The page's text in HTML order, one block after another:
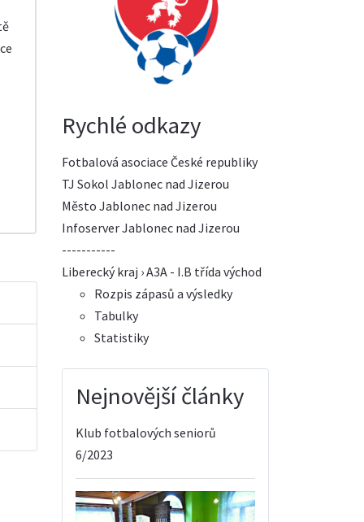
Rychlé odkazy
Fotbalová asociace České republiky
TJ Sokol Jablonec nad Jizerou
Město Jablonec nad Jizerou
Infoserver Jablonec nad Jizerou
-----------
Liberecký kraj › A3A - I.B třída východ
Rozpis zápasů a výsledky
Tabulky
Statistiky
Nejnovější články
Klub fotbalových seniorů
6/2023